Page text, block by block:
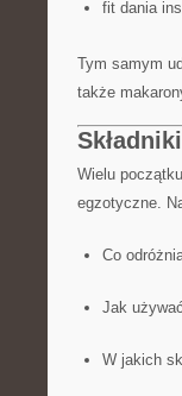
fit dania
Tym samym
także
Wielu
egzotyczne.
Co
Jak
W jakich